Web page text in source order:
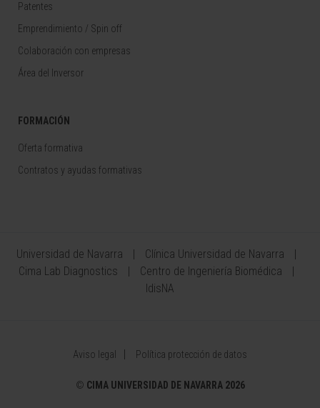
Patentes
Emprendimiento / Spin off
Colaboración con empresas
Área del Inversor
FORMACIÓN
Oferta formativa
Contratos y ayudas formativas
Universidad de Navarra
Clínica Universidad de Navarra
Cima Lab Diagnostics
Centro de Ingeniería Biomédica
IdisNA
Aviso legal Política protección de datos
© CIMA UNIVERSIDAD DE NAVARRA 2026